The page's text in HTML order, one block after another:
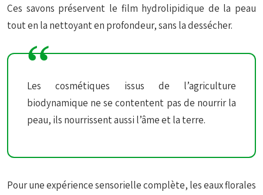
Ces savons préservent le film hydrolipidique de la peau
tout en la nettoyant en profondeur, sans la dessécher.
Les cosmétiques issus de l’agriculture
biodynamique ne se contentent pas de nourrir la
peau, ils nourrissent aussi l’âme et la terre.
Pour une expérience sensorielle complète, les eaux florales